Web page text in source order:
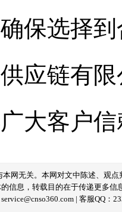
保选择
应链有
大客户
本网无关。本网对文中陈述、观
信息，转载目的在于传递更多
| 客服QQ：